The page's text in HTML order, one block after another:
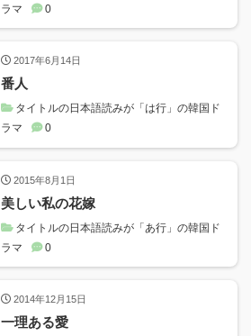
ラマ
0
2017年6月14日
番人
タイトルの日本語読みが「は行」の韓国ド
ラマ
0
2015年8月1日
美しい私の花嫁
タイトルの日本語読みが「あ行」の韓国ド
ラマ
0
2014年12月15日
一理ある愛